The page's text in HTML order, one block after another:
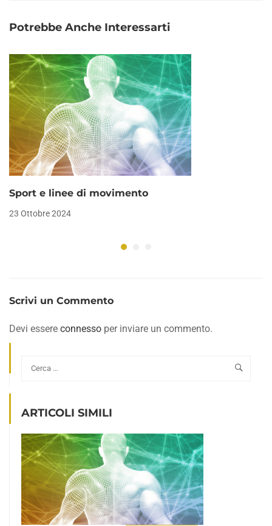
Potrebbe Anche Interessarti
Sport e linee di movimento
23 Ottobre 2024
Scrivi un Commento
Devi essere connesso per inviare un commento.
ARTICOLI SIMILI